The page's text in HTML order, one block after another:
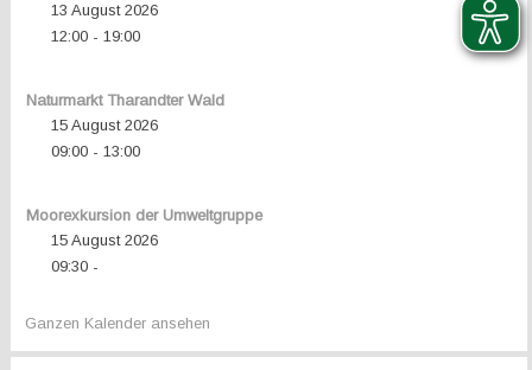
13 August 2026
12:00- 19:00
Naturmarkt Tharandter Wald
15 August 2026
09:00- 13:00
Moorexkursion der Umweltgruppe
15 August 2026
09:30-
Ganzen Kalender ansehen